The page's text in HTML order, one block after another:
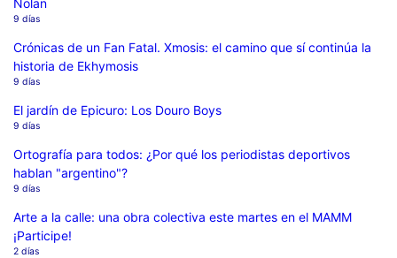
9 días
Crónicas de un Fan Fatal. Xmosis: el camino que sí continúa la
historia de Ekhymosis
9 días
El jardín de Epicuro: Los Douro Boys
9 días
Ortografía para todos: ¿Por qué los periodistas deportivos
hablan "argentino"?
9 días
Arte a la calle: una obra colectiva este martes en el MAMM
¡Participe!
2 días